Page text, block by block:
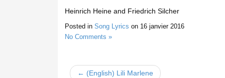
Heinrich Heine and Friedrich Silcher
Posted in Song Lyrics on 16 janvier 2016
No Comments »
← (English) Lili Marlene